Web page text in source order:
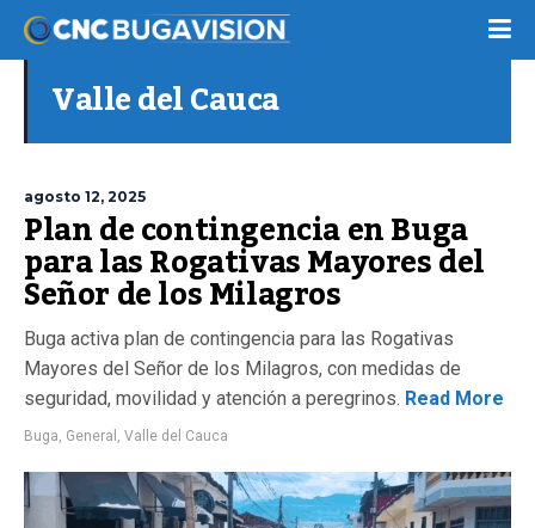
Valle del Cauca
agosto 12, 2025
Plan de contingencia en Buga
para las Rogativas Mayores del
Señor de los Milagros
Buga activa plan de contingencia para las Rogativas
Mayores del Señor de los Milagros, con medidas de
seguridad, movilidad y atención a peregrinos. Read More
Buga, General , Valle del Cauca